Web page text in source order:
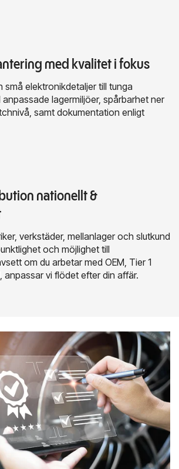
med kvalitet i fokus
små elektronikdetaljer till tunga
lagermiljöer, spårbarhet ner
samt dokumentation enligt
nationellt &
verkstäder, mellanlager och slutkund
och möjlighet till
om du arbetar med OEM, Tier 1
anpassar vi flödet efter din affär.